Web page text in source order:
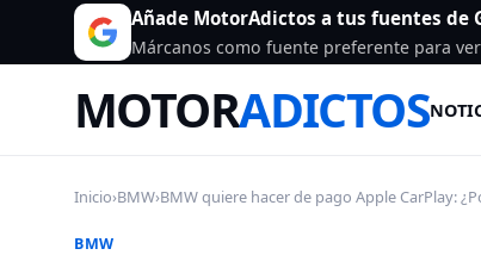
Añade MotorAdictos a tus fuentes de
Márcanos como fuente preferente para
MOTORADICTOS
Inicio›BMW›BMW quiere hacer de pago Apple CarPlay:
BMW